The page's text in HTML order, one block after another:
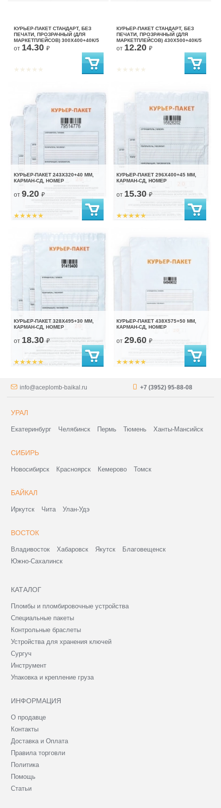
КУРЬЕР-ПАКЕТ СТАНДАРТ, БЕЗ
ПЕЧАТИ, ПРОЗРАЧНЫЙ (ДЛЯ
МАРКЕТПЛЕЙСОВ) 300X400+40К/5
от 14.30 ₽
КУРЬЕР-ПАКЕТ СТАНДАРТ, БЕЗ
ПЕЧАТИ, ПРОЗРАЧНЫЙ (ДЛЯ
МАРКЕТПЛЕЙСОВ) 430X500+40К/5
от 12.20 ₽
КУРЬЕР-ПАКЕТ 243Х320+40 ММ,
КАРМАН-СД, НОМЕР
от 9.20 ₽
КУРЬЕР-ПАКЕТ 296Х400+45 ММ,
КАРМАН-СД, НОМЕР
от 15.30 ₽
КУРЬЕР-ПАКЕТ 328Х495+30 ММ,
КАРМАН-СД, НОМЕР
от 18.30₽
КУРЬЕР-ПАКЕТ 438Х575+50 ММ,
КАРМАН-СД, НОМЕР
от 29.60 ₽
info@aceplomb-baikal.ru +7 (3952) 95-88-08
УРАЛ
Екатеринбург Челябинск Пермь Тюмень Ханты-Мансийск
СИБИРЬ
Новосибирск Красноярск Кемерово Томск
БАЙКАЛ
Иркутск Чита Улан-Удэ
ВОСТОК
Владивосток Хабаровск Якутск
Благовещенск
Южно-Сахалинск
КАТАЛОГ
Пломбы и пломбировочные устройства
Специальные пакеты
Контрольные браслеты
Устройства для хранения ключей
Сургуч
Инструмент
Упаковка и крепление груза
ИНФОРМАЦИЯ
О продавце
Контакты
Доставка и Оплата
Правила торговли
Политика
Помощь
Статьи